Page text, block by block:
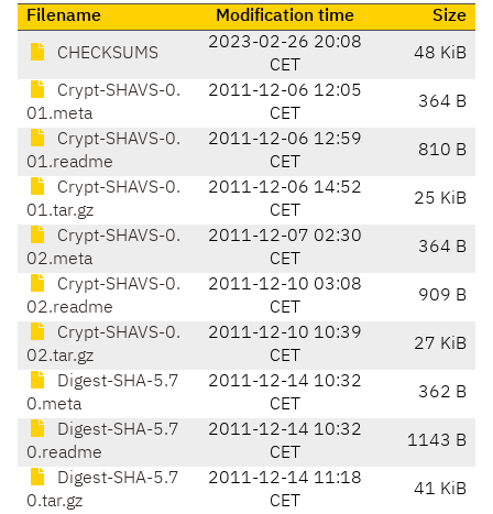
Filename Modification time Size
CHECKSUMS
2023-02-26 20:08
CET
48 KiB
Crypt-SHAVS-0.
01.meta
2011-12-06 12:05
CET
364 B
Crypt-SHAVS-0.
01.readme
2011-12-06 12:59
CET
810 B
Crypt-SHAVS-0.
01.tar.gz
2011-12-06 14:52
CET
25 KiB
Crypt-SHAVS-0.
02.meta
2011-12-07 02:30
CET
364 B
Crypt-SHAVS-0.
02.readme
2011-12-10 03:08
CET
909 B
Crypt-SHAVS-0.
02.tar.gz
2011-12-10 10:39
CET
27 KiB
Digest-SHA-5.7
0.meta
2011-12-14 10:32
CET
362 B
Digest-SHA-5.7
0.readme
2011-12-14 10:32
CET
1143 B
Digest-SHA-5.7
0.tar.gz
2011-12-14 11:18
CET
41 KiB